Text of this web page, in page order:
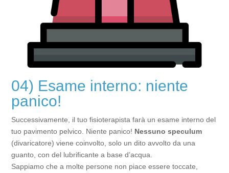
04) Esame interno: niente
panico!
Successivamente, il tuo fisioterapista farà un esame interno del
tuo pavimento pelvico. Niente panico! Nessuno speculum
(divaricatore) viene coinvolto, solo un dito avvolto da una
guanto, con del lubrificante a base d’acqua.
Sappiamo che a molte persone non piace essere toccate,